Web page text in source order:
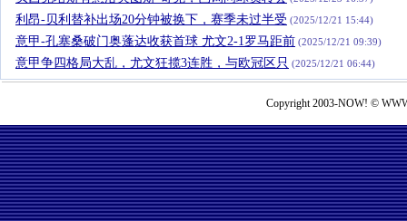
利昂-贝利替补出场20分钟被换下，赛季未过半受 (2025/12/21 15:44)
意甲-孔塞桑破门奥蓬达收获首球 尤文2-1罗马距前 (2025/12/21 09:39)
意甲争四格局大乱，尤文狂揽3连胜，与欧冠区只 (2025/12/21 06:44)
Copyright 2003-NOW! ©